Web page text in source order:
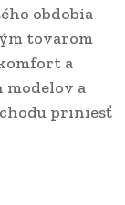
obdobia
tovarom
a
a
priniesť